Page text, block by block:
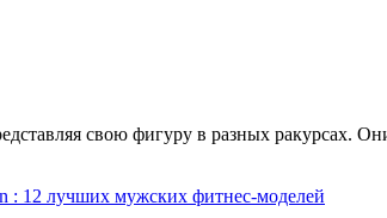
свою фигуру в разных ракурсах.
: 12 лучших мужских фитнес-моделей